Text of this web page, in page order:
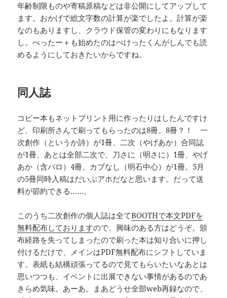
年齢制限ものや寄稿原稿などは非公開にしてアップして
ます。おかげで総文字数の計算が楽でしたよ。計算が楽
なのもありますし、クラウド保管の変わりにもなります
し。べったー＋も始めたのはぺけったくんがしんでも読
めるようにしておきたいからですね。
同人誌
コピー本もネットプリント用に作ったりはしたんですけ
ど、印刷所さんで刷ってもらったのは8冊。8冊？！ 一
次創作（というか詩）が1冊、二次（やげあか）合同誌
が1冊、あとは全部二次で、刀さに（明さに）1冊、やげ
あか（含パロ）4冊、カプなし（明石中心）が1冊。5月
の5冊同時入稿はだいぶアホだなと思います。だって送
料が節約できる……。
このうち二次創作の個人誌は全てBOOTHで本文PDFを
無料配布しておりますので、興味のある方はどうぞ。頒
布経路を失ってしまったので刷った本は知り合いに押し
付けるだけで、メインはPDF無料配布にシフトしていま
す。表紙も結構頑張ってるので見てもらいたいなあとは
思いつつも、イベントに出展できない事情があるのであ
きらめ気味。あーあ。まあどうせ全部web再録なので、